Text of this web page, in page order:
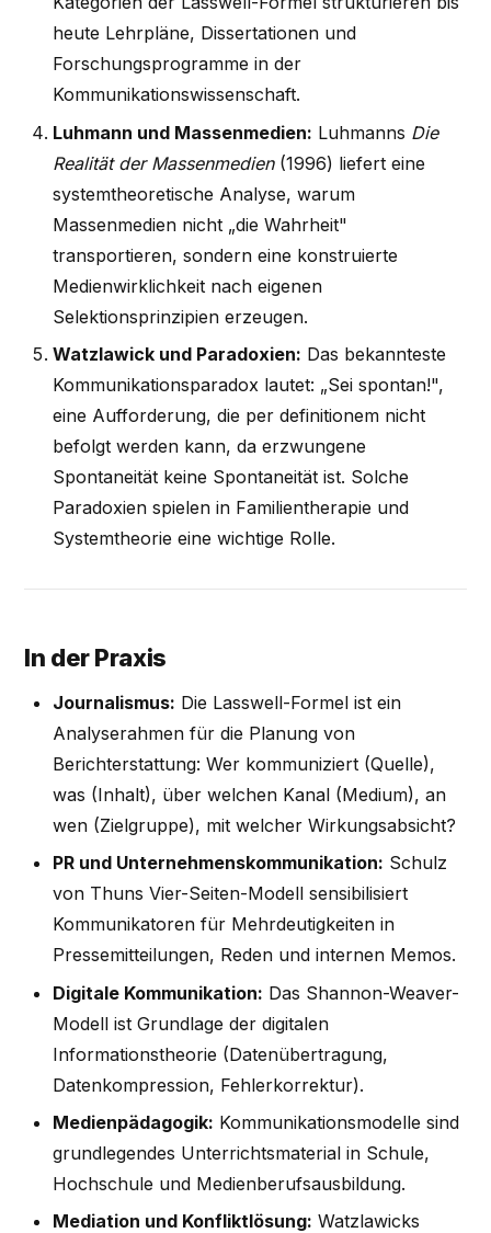
heute Lehrpläne, Dissertationen und
Forschungsprogramme in der
Kommunikationswissenschaft.
Luhmann und Massenmedien: Luhmanns Die
Realität der Massenmedien(1996) liefert eine
systemtheoretische Analyse, warum
Massenmedien nicht „die Wahrheit"
transportieren, sondern eine konstruierte
Medienwirklichkeit nach eigenen
Selektionsprinzipien erzeugen.
Watzlawick und Paradoxien: Das bekannteste
Kommunikationsparadox lautet: „Sei spontan!",
eine Aufforderung, die per definitionem nicht
befolgt werden kann, da erzwungene
Spontaneität keine Spontaneität ist. Solche
Paradoxien spielen in Familientherapie und
Systemtheorie eine wichtige Rolle.
In der Praxis
Journalismus: Die Lasswell-Formel ist ein
Analyserahmen für die Planung von
Berichterstattung: Wer kommuniziert (Quelle),
was (Inhalt), über welchen Kanal (Medium), an
wen (Zielgruppe), mit welcher Wirkungsabsicht?
PR und Unternehmenskommunikation: Schulz
von Thuns Vier-Seiten-Modell sensibilisiert
Kommunikatoren für Mehrdeutigkeiten in
Pressemitteilungen, Reden und internen Memos.
Digitale Kommunikation: Das Shannon-Weaver-
Modell ist Grundlage der digitalen
Informationstheorie (Datenübertragung,
Datenkompression, Fehlerkorrektur).
Medienpädagogik: Kommunikationsmodelle sind
grundlegendes Unterrichtsmaterial in Schule,
Hochschule und Medienberufsausbildung.
Mediation und Konfliktlösung: Watzlawicks